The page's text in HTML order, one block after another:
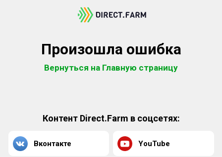
Произошла ошибка
Вернуться на Главную страницу
Контент Direct.Farm в соцсетях:
Вконтакте YouTube